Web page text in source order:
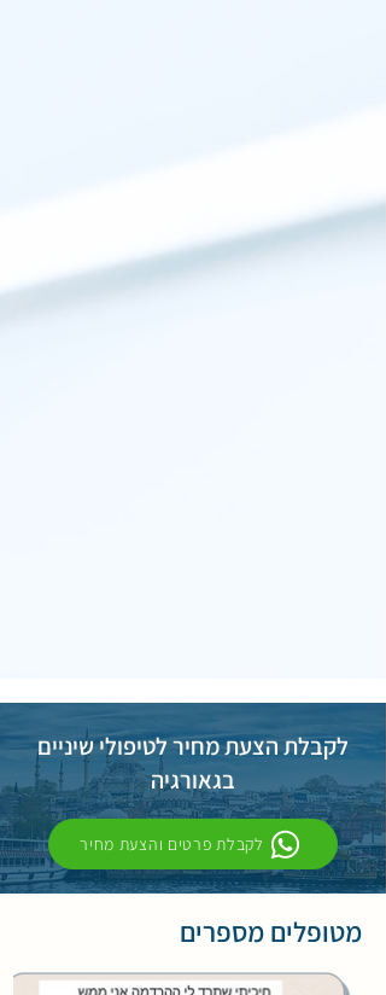
לקבלת הצעת מחיר לטיפולי שיניים
בגאורגיה
לקבלת פרטים והצעת מחיר
מטופלים מספרים